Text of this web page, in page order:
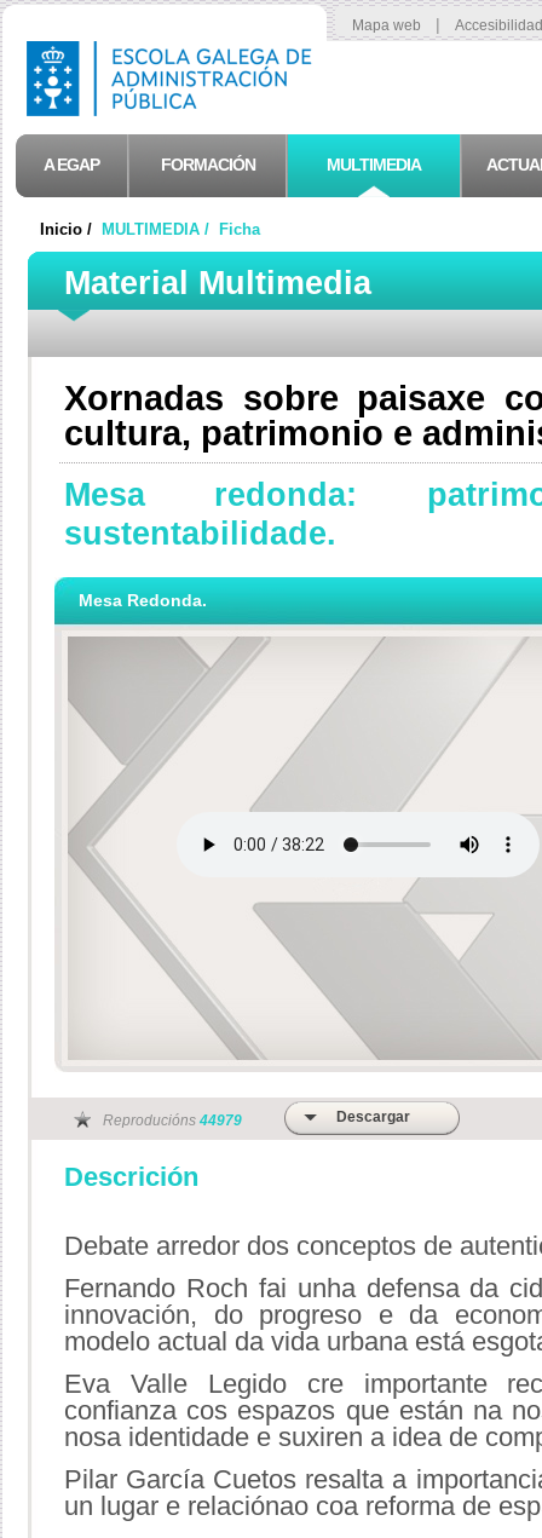
Mapa web |
A EGAP FORMACIÓN MULTIMEDIA
Inicio / MULTIMEDIA / Ficha
Material Multimedia
Xornadas sobre paisaxe
cultura, patrimonio e
Mesa redonda:
sustentabilidade.
Mesa Redonda.
Reproducións 44979 Descargar
Descrición
Debate arredor dos conceptos de
Fernando Roch fai unha defensa da
innovación, do progreso e da
modelo actual da vida urbana está
Eva Valle Legido cre importante
confianza cos espazos que están na
nosa identidade e suxiren a idea de
Pilar García Cuetos resalta a
un lugar e relaciónao coa reforma de